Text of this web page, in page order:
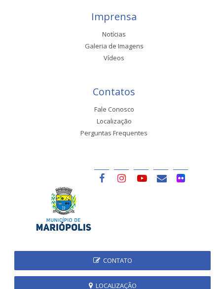
Imprensa
Notícias
Galeria de Imagens
Vídeos
Contatos
Fale Conosco
Localização
Perguntas Frequentes
CONTATO
LOCALIZAÇÃO